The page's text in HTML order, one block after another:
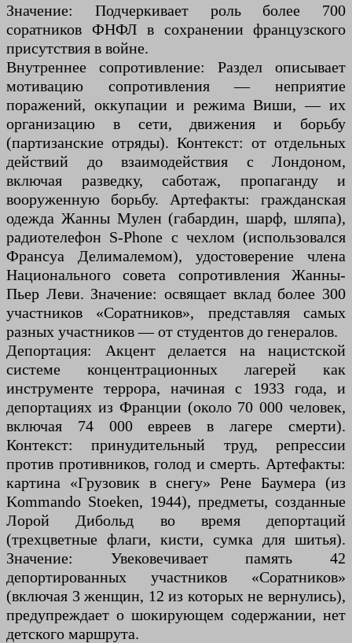
Значение: Подчеркивает роль более 700
соратников ФНФЛ в сохранении французского
присутствия в войне.
Внутреннее сопротивление: Раздел описывает
мотивацию сопротивления — неприятие
поражений, оккупации и режима Виши, — их
организацию в сети, движения и борьбу
(партизанские отряды). Контекст: от отдельных
действий до взаимодействия с Лондоном,
включая разведку, саботаж, пропаганду и
вооруженную борьбу. Артефакты: гражданская
одежда Жанны Мулен (габардин, шарф, шляпа),
радиотелефон S-Phone с чехлом (использовался
Франсуа Делималемом), удостоверение члена
Национального совета сопротивления Жанны-
Пьер Леви. Значение: освящает вклад более 300
участников «Соратников», представляя самых
разных участников — от студентов до генералов.
Депортация: Акцент делается на нацистской
системе концентрационных лагерей как
инструменте террора, начиная с 1933 года, и
депортациях из Франции (около 70 000 человек,
включая 74 000 евреев в лагере смерти).
Контекст: принудительный труд, репрессии
против противников, голод и смерть. Артефакты:
картина «Грузовик в снегу» Рене Баумера (из
Kommando Stoeken, 1944), предметы, созданные
Лорой Дибольд во время депортаций
(трехцветные флаги, кисти, сумка для шитья).
Значение: Увековечивает память 42
депортированных участников «Соратников»
(включая 3 женщин, 12 из которых не вернулись),
предупреждает о шокирующем содержании, нет
детского маршрута.